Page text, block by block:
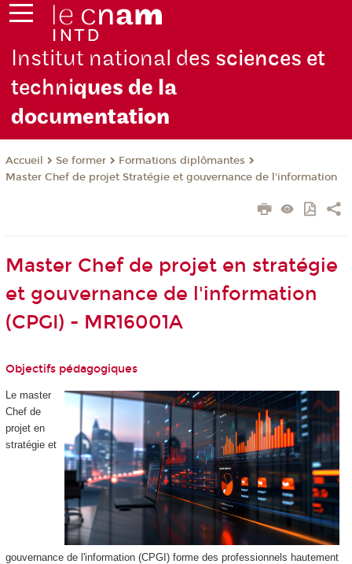
Institut national des sciences et
techniques de la
documentation
Accueil Se former
Formations diplômantes
Master Chef de projet Stratégie et gouvernance de l'information
Master Chef de projet en stratégie
et gouvernance de l'information
(CPGI) - MR16001A
Objectifs pédagogiques
Le master
Chef de
projet en
stratégie et
gouvernance de l'information (CPGI) forme des professionnels hautement